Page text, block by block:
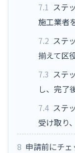
7.1 ステ
施工業者
7.2 ステ
揃えて区
7.3 ステ
し、完了
7.4 ステ
受け取り
8 申請前にチ